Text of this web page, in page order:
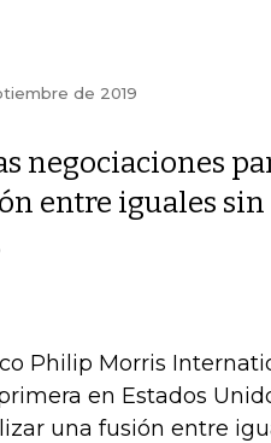
de 2019
negociaciones
entre iguales
Philip Morris
en Estados
una fusión entre